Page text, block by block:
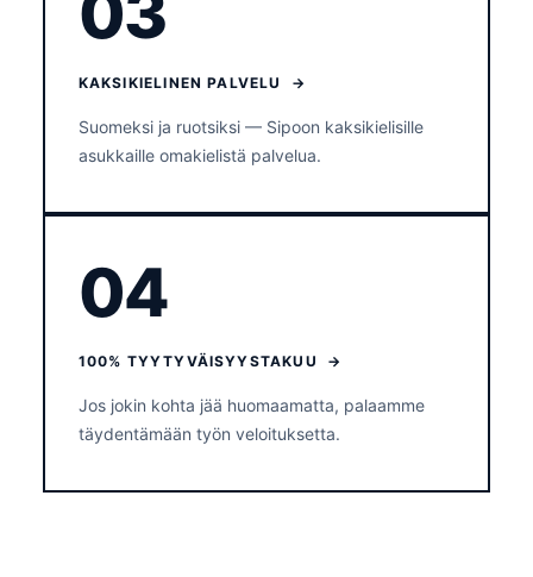
KAKSIKIELINEN PALVELU →
Suomeksi ja ruotsiksi — Sipoon kaksikielisille
asukkaille omakielistä palvelua.
04
100% TYYTYVÄISYYSTAKUU →
Jos jokin kohta jää huomaamatta, palaamme
täydentämään työn veloituksetta.